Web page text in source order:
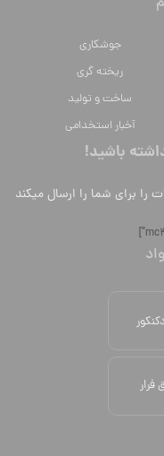
جوشکاری
ریخته گری
ساخت و تولید
آخبار استخدامی
باشید!
را برای شما را ارسال میکند
فرار